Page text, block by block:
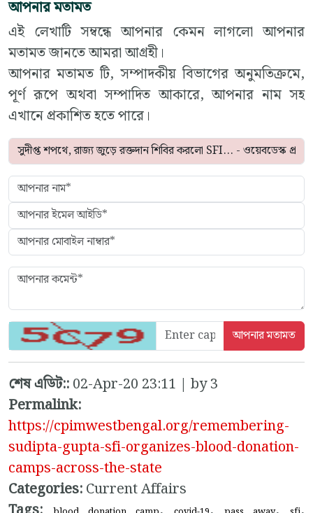
আপনার মতামত
এই লেখাটি সম্বন্ধে আপনার কেমন লাগলো আপনার
মতামত জানতে আমরা আগ্রহী।
আপনার মতামত টি, সম্পাদকীয় বিভাগের অনুমতিক্রমে,
পূর্ণ রূপে অথবা সম্পাদিত আকারে, আপনার নাম সহ
এখানে প্রকাশিত হতে পারে।
শেষ এডিট::02-Apr-20 23:11 | by 3
Permalink:
https://cpimwestbengal.org/remembering-
sudipta-gupta-sfi-organizes-blood-donation-
camps-across-the-state
Categories:Current Affairs